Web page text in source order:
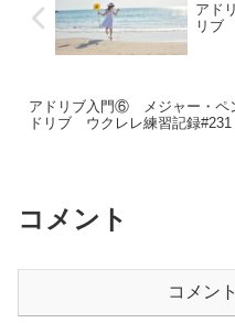
アド
リブ
アドリブ入門⑥ メジャー・ペ
ドリブ ウクレレ練習記録#231
コメント
コメン